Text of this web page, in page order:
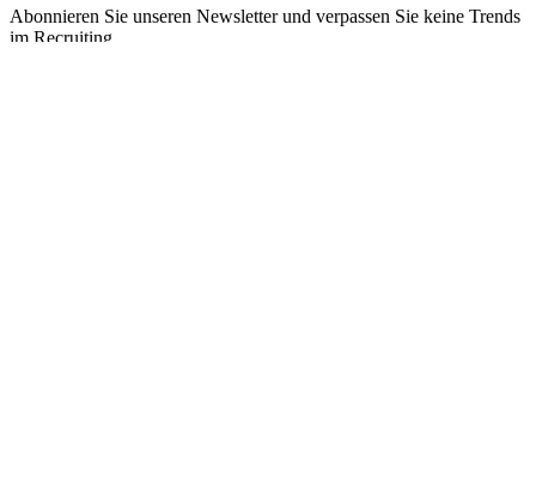
Abonnieren Sie unseren Newsletter und verpassen Sie keine Trends
im Recruiting.